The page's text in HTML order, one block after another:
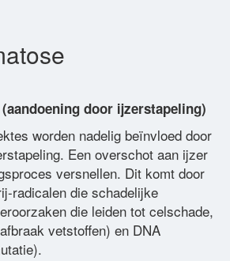
door ijzerstapeling)
worden nadelig beïnvloed door
Een overschot aan ijzer
versnellen. Dit komt door
radicalen die schadelijke
die leiden tot celschade,
vetstoffen) en DNA